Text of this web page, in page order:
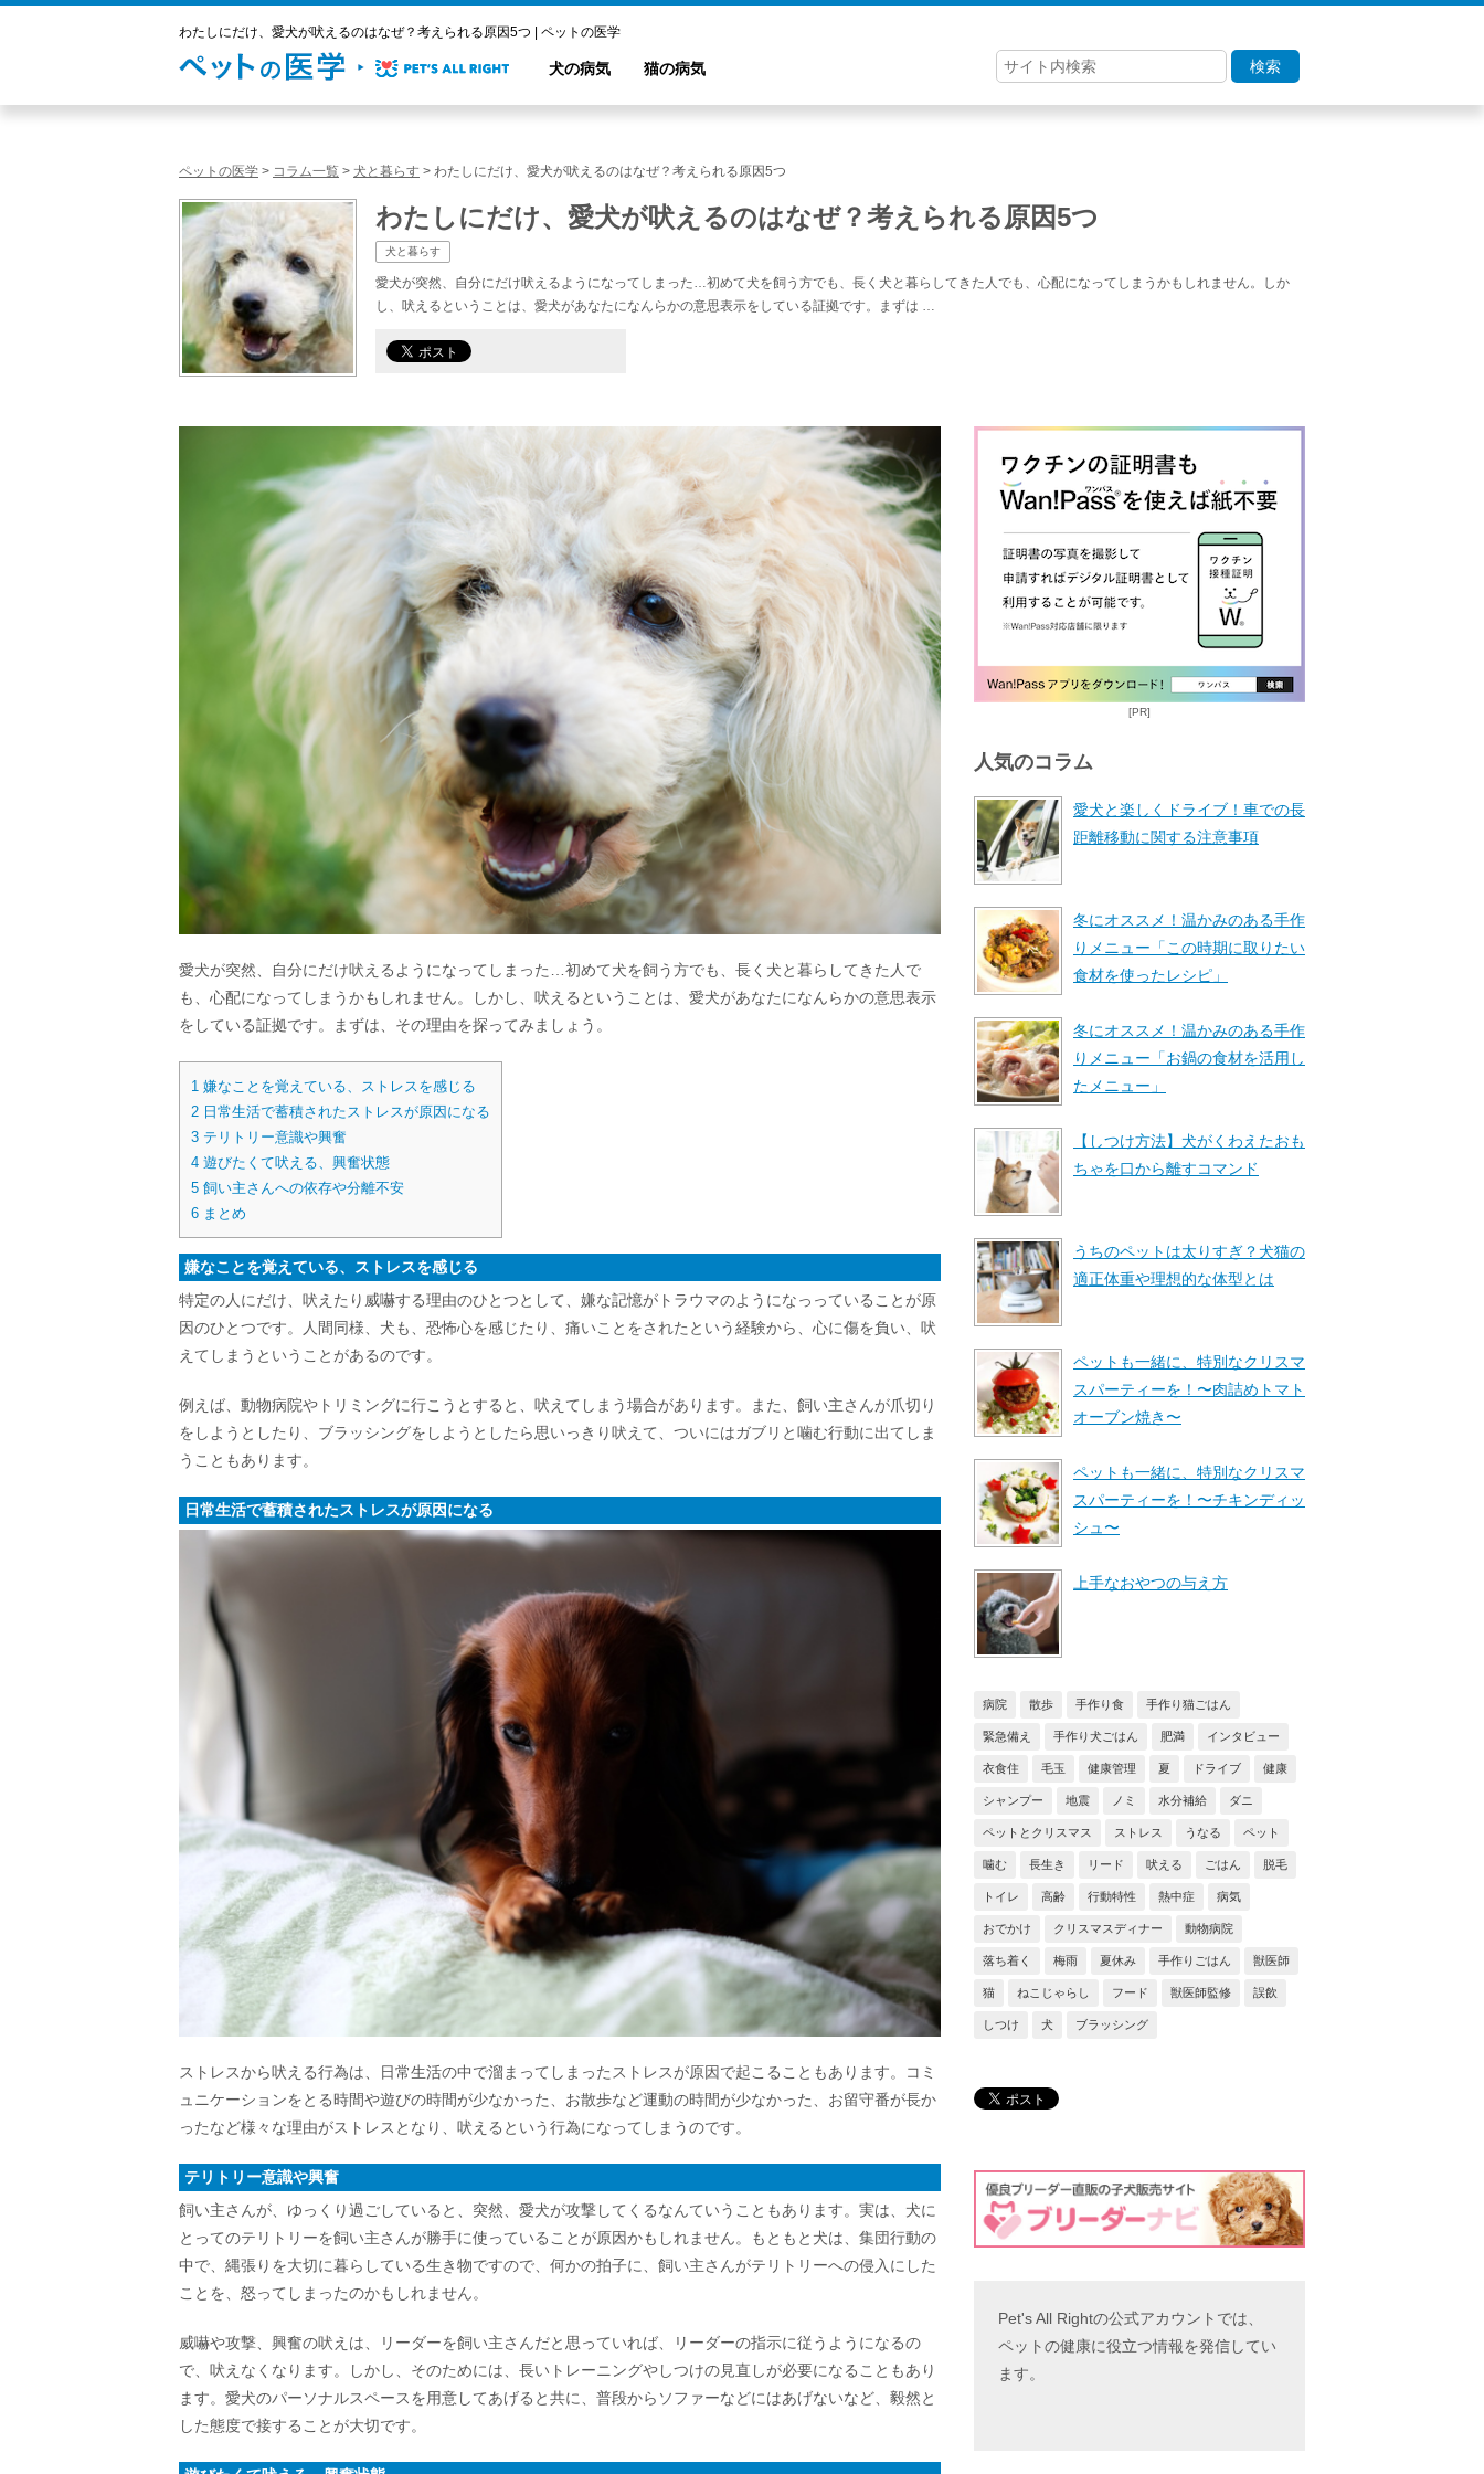
わたしにだけ、愛犬が吠えるのはなぜ？考えられる原因5つ | ペットの医学
犬の病気 猫の病気 検索
ペットの医学 > コラム一覧 > 犬と暮らす > わたしにだけ、愛犬が吠えるのはなぜ？考えられる原因5つ
わたしにだけ、愛犬が吠えるのはなぜ？考えられる原因5つ
犬と暮らす
愛犬が突然、自分にだけ吠えるようになってしまった…初めて犬を飼う方でも、長く犬と暮らしてきた人でも、心配になってしまうかもしれません。しか
し、吠えるということは、愛犬があなたになんらかの意思表示をしている証拠です。まずは …
愛犬が突然、自分にだけ吠えるようになってしまった…初めて犬を飼う方でも、長く犬と暮らしてきた人で
も、心配になってしまうかもしれません。しかし、吠えるということは、愛犬があなたになんらかの意思表示
をしている証拠です。まずは、その理由を探ってみましょう。
1 嫌なことを覚えている、ストレスを感じる
2 日常生活で蓄積されたストレスが原因になる
3 テリトリー意識や興奮
4 遊びたくて吠える、興奮状態
5 飼い主さんへの依存や分離不安
6 まとめ
嫌なことを覚えている、ストレスを感じる
特定の人にだけ、吠えたり威嚇する理由のひとつとして、嫌な記憶がトラウマのようになっっていることが原
因のひとつです。人間同様、犬も、恐怖心を感じたり、痛いことをされたという経験から、心に傷を負い、吠
えてしまうということがあるのです。
例えば、動物病院やトリミングに行こうとすると、吠えてしまう場合があります。また、飼い主さんが爪切り
をしようとしたり、ブラッシングをしようとしたら思いっきり吠えて、ついにはガブリと噛む行動に出てしま
うこともあります。
日常生活で蓄積されたストレスが原因になる
ストレスから吠える行為は、日常生活の中で溜まってしまったストレスが原因で起こることもあります。コミ
ュニケーションをとる時間や遊びの時間が少なかった、お散歩など運動の時間が少なかった、お留守番が長か
ったなど様々な理由がストレスとなり、吠えるという行為になってしまうのです。
テリトリー意識や興奮
飼い主さんが、ゆっくり過ごしていると、突然、愛犬が攻撃してくるなんていうこともあります。実は、犬に
とってのテリトリーを飼い主さんが勝手に使っていることが原因かもしれません。もともと犬は、集団行動の
中で、縄張りを大切に暮らしている生き物ですので、何かの拍子に、飼い主さんがテリトリーへの侵入にした
ことを、怒ってしまったのかもしれません。
威嚇や攻撃、興奮の吠えは、リーダーを飼い主さんだと思っていれば、リーダーの指示に従うようになるの
で、吠えなくなります。しかし、そのためには、長いトレーニングやしつけの見直しが必要になることもあり
ます。愛犬のパーソナルスペースを用意してあげると共に、普段からソファーなどにはあげないなど、毅然と
した態度で接することが大切です。
[PR]
人気のコラム
愛犬と楽しくドライブ！車での長
距離移動に関する注意事項
冬にオススメ！温かみのある手作
りメニュー「この時期に取りたい
食材を使ったレシピ」
冬にオススメ！温かみのある手作
りメニュー「お鍋の食材を活用し
たメニュー」
【しつけ方法】犬がくわえたおも
ちゃを口から離すコマンド
うちのペットは太りすぎ？犬猫の
適正体重や理想的な体型とは
ペットも一緒に、特別なクリスマ
スパーティーを！〜肉詰めトマト
オーブン焼き〜
ペットも一緒に、特別なクリスマ
スパーティーを！〜チキンディッ
シュ〜
上手なおやつの与え方
病院 散歩 手作り食 手作り猫ごはん
緊急備え 手作り犬ごはん 肥満 インタビュー
衣食住 毛玉 健康管理 夏 ドライブ 健康
シャンプー 地震 ノミ 水分補給 ダニ
ペットとクリスマス ストレス うなる ペット
噛む 長生き リード 吠える ごはん 脱毛
トイレ 高齢 行動特性 熱中症 病気
おでかけ クリスマスディナー 動物病院
落ち着く 梅雨 夏休み 手作りごはん 獣医師
猫 ねこじゃらし フード 獣医師監修 誤飲
しつけ 犬 ブラッシング
Pet's All Rightの公式アカウントでは、
ペットの健康に役立つ情報を発信してい
ます。